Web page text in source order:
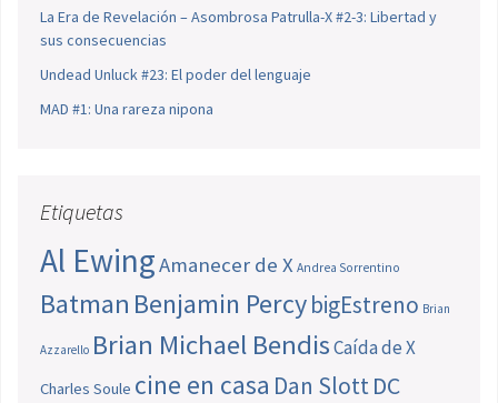
La Era de Revelación – Asombrosa Patrulla-X #2-3: Libertad y
sus consecuencias
Undead Unluck #23: El poder del lenguaje
MAD #1: Una rareza nipona
Etiquetas
Al EwingAmanecer de X Andrea Sorrentino
Batman Benjamin PercybigEstreno Brian
Azzarello Brian Michael BendisCaída de X
Charles Soule cine en casa Dan SlottDC